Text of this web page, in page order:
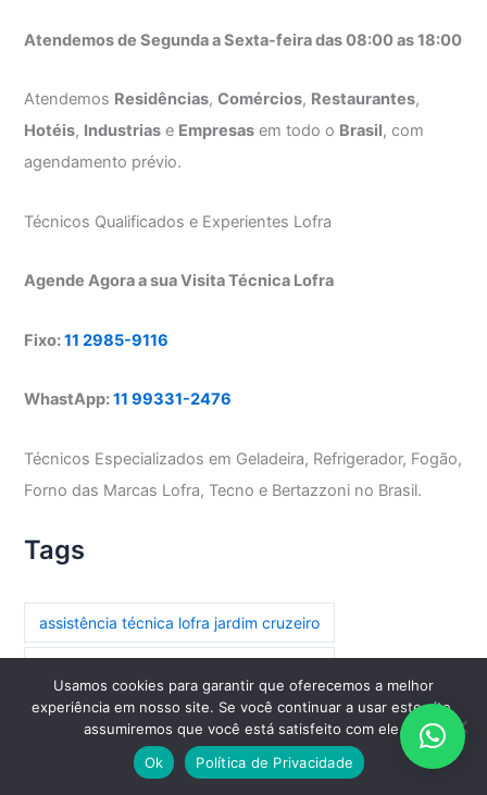
Atendemos de Segunda a Sexta-feira das 08:00 as 18:00
Atendemos Residências,Comércios, Restaurantes,
Hotéis, Industrias e Empresas em todo o Brasil, com
agendamento prévio.
Técnicos Qualificados e Experientes Lofra
Agende Agora a sua Visita Técnica Lofra
Fixo:11 2985-9116
WhastApp:11 99331-2476
Técnicos Especializados em Geladeira, Refrigerador, Fogão,
Forno das Marcas Lofra, Tecno e Bertazzoni no Brasil.
Tags
assistência técnica lofra jardim cruzeiro
assistência técnica lofra paraíso
assistência técnica lofra paraíso do morumbi
Usamos cookies para garantir que oferecemos a melhor
experiência em nosso site. Se você continuar a usar este site,
assumiremos que você está satisfeito com ele.
Ok
Política de Privacidade